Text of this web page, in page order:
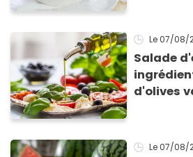
Le 07/08/
Salade
d'olives
Le 07/08/